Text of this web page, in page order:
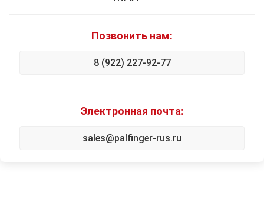
Позвонить нам:
8 (922) 227-92-77
Электронная почта:
sales@palfinger-rus.ru